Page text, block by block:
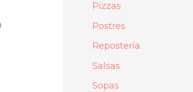
Pizzas
Postres
Repostería
Salsas
Sopas